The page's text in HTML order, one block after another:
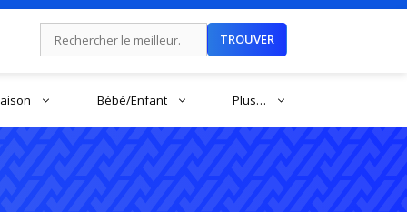
Rechercher : TROUVER
Bébé/Enfant Plus…